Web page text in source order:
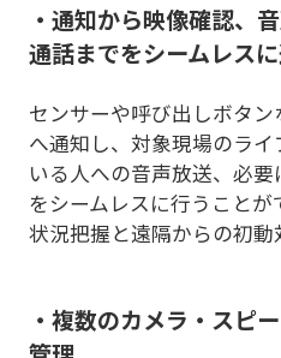
・通知から映像確認、
通話までをシームレス
センサーや呼び出しボタ
へ通知し、対象現場のラ
いる人への音声放送、必
をシームレスに行うこと
状況把握と遠隔からの初動
・複数のカメラ・スピ